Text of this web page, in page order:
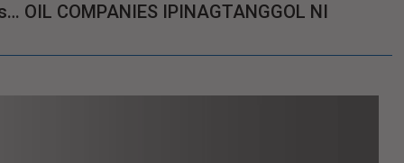
COMPANIES IPINAGTANGGOL NI